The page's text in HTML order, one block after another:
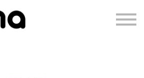
Cursos
Login